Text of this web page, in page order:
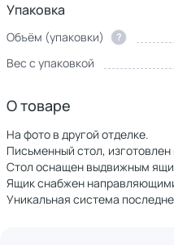
Упаковка
Объём (упаковки) ?
Вес с упаковкой
О товаре
На фото в другой отделке.
Письменный стол,
Стол оснащен выдвижным
Ящик снабжен
Уникальная система